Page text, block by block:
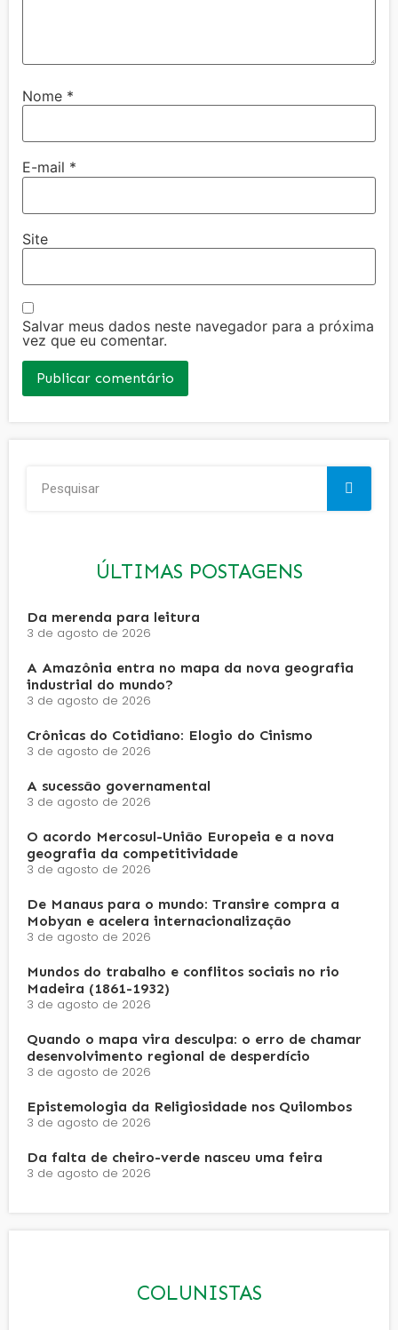
Nome *
E-mail *
Site
Salvar meus dados neste navegador para a próxima
vez que eu comentar.
ÚLTIMAS POSTAGENS
Da merenda para leitura
3 de agosto de 2026
A Amazônia entra no mapa da nova geografia
industrial do mundo?
3 de agosto de 2026
Crônicas do Cotidiano: Elogio do Cinismo
3 de agosto de 2026
A sucessão governamental
3 de agosto de 2026
O acordo Mercosul-União Europeia e a nova
geografia da competitividade
3 de agosto de 2026
De Manaus para o mundo: Transire compra a
Mobyan e acelera internacionalização
3 de agosto de 2026
Mundos do trabalho e conflitos sociais no rio
Madeira (1861-1932)
3 de agosto de 2026
Quando o mapa vira desculpa: o erro de chamar
desenvolvimento regional de desperdício
3 de agosto de 2026
Epistemologia da Religiosidade nos Quilombos
3 de agosto de 2026
Da falta de cheiro-verde nasceu uma feira
3 de agosto de 2026
COLUNISTAS